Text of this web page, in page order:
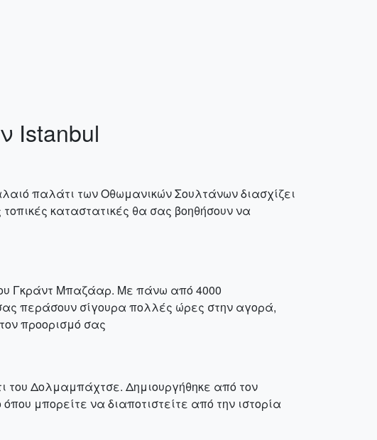
Istanbul
παλάτι των Οθωμανικών Σουλτάνων διασχίζει
καταστατικές θα σας βοηθήσουν να
Γκράντ Μπαζάαρ. Με πάνω από 4000
περάσουν σίγουρα πολλές ώρες στην αγορά,
προορισμό σας
του Δολμαμπάχτσε. Δημιουργήθηκε από τον
μπορείτε να διαποτιστείτε από την ιστορία